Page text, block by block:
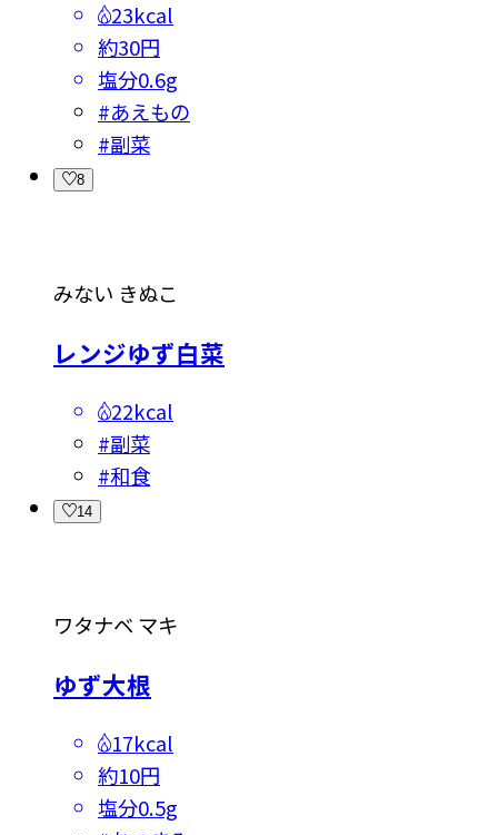
23kcal
約30円
塩分0.6g
#あえもの
#副菜
8
みない きぬこ
レンジゆず白菜
22kcal
#副菜
#和食
14
ワタナベ マキ
ゆず大根
17kcal
約10円
塩分0.5g